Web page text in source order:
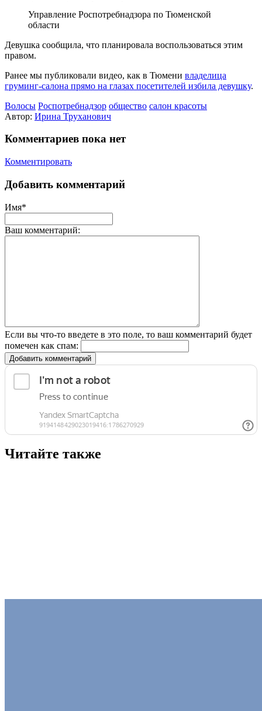
Управление Роспотребнадзора по Тюменской
области
Девушка сообщила, что планировала воспользоваться этим
правом.
Ранее мы публиковали видео, как в Тюмени владелица
груминг-салона прямо на глазах посетителей избила девушку.
Волосы Роспотребнадзор общество салон красоты
Автор: Ирина Труханович
Комментариев пока нет
Комментировать
Добавить комментарий
Имя*
Ваш комментарий:
Если вы что-то введете в это поле, то ваш комментарий будет
помечен как спам:
Добавить комментарий
Читайте также